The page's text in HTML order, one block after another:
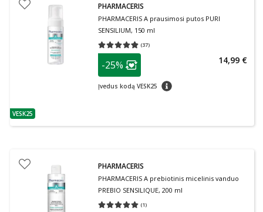
patarimas
VESK25
PHARMACERIS
PHARMACERIS A prausimosi putos PURI
SENSILIUM, 150 ml
(37)
Vidutinis įvertinimas 4.81
patarimas
Lojalumo klubo narių nuolaida
-25%
Įvedus kodą VESK25 patarimas
14,99 €
PHARMACERIS
PHARMACERIS A prebiotinis micelinis vanduo
PREBIO SENSILIQUE, 200 ml
(1)
Vidutinis įvertinimas 5.00